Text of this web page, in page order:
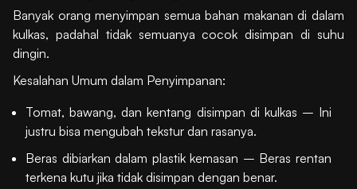
Banyak orang menyimpan semua bahan makanan di dalam
kulkas, padahal tidak semuanya cocok disimpan di suhu
dingin.
Kesalahan Umum dalam Penyimpanan:
Tomat, bawang, dan kentang disimpan di kulkas – Ini
justru bisa mengubah tekstur dan rasanya.
Beras dibiarkan dalam plastik kemasan – Beras rentan
terkena kutu jika tidak disimpan dengan benar.